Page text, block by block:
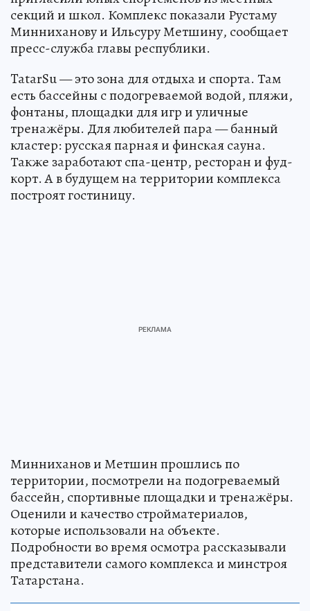
секций и школ. Комплекс показали Рустаму
Минниханову и Ильсуру Метшину, сообщает
пресс-служба главы республики.
TatarSu — это зона для отдыха и спорта. Там
есть бассейны с подогреваемой водой, пляжи,
фонтаны, площадки для игр и уличные
тренажёры. Для любителей пара — банный
кластер: русская парная и финская сауна.
Также заработают спа-центр, ресторан и фуд-
корт. А в будущем на территории комплекса
построят гостиницу.
Минниханов и Метшин прошлись по
территории, посмотрели на подогреваемый
бассейн, спортивные площадки и тренажёры.
Оценили и качество стройматериалов,
которые использовали на объекте.
Подробности во время осмотра рассказывали
представители самого комплекса и минстроя
Татарстана.